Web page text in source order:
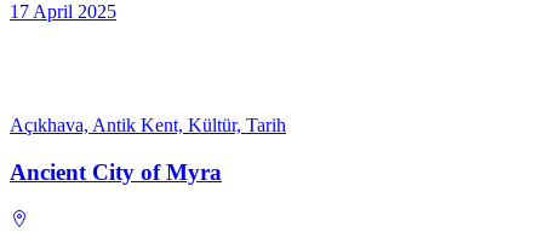
17 April 2025
Açıkhava, Antik Kent, Kültür, Tarih
Ancient City of Myra